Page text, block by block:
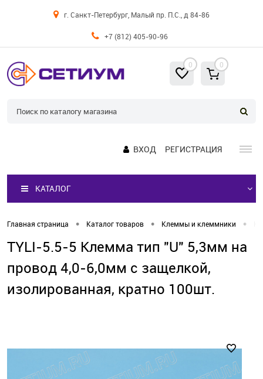
г. Санкт-Петербург, Малый пр. П.С., д 84-86
+7 (812) 405-90-96
0 0
ВХОД РЕГИСТРАЦИЯ
КАТАЛОГ
Главная страница • Каталог товаров • Клеммы и клеммники •
TYLI-5.5-5 Клемма тип "U" 5,3мм на
провод 4,0-6,0мм с защелкой,
изолированная, кратно 100шт.